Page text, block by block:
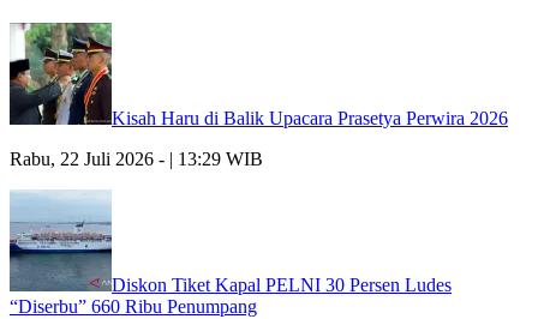
Kisah Haru di Balik Upacara Prasetya Perwira 2026
Rabu, 22 Juli 2026 - | 13:29 WIB
Diskon Tiket Kapal PELNI 30 Persen Ludes
“Diserbu” 660 Ribu Penumpang